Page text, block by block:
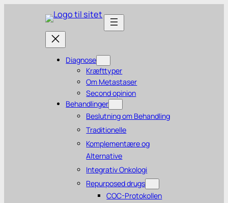
Diagnose
Kræfttyper
Om Metastaser
Second opinion
Behandlinger
Beslutning om Behandling
Traditionelle
Komplementære og
Alternative
Integrativ Onkologi
Repurposed drugs
COC-Protokollen